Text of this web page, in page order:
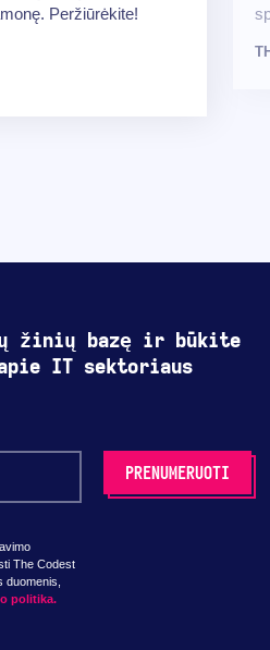
Peržiūrėkite!
žinių bazę ir būkite
IT sektoriaus
The Codest
politika.